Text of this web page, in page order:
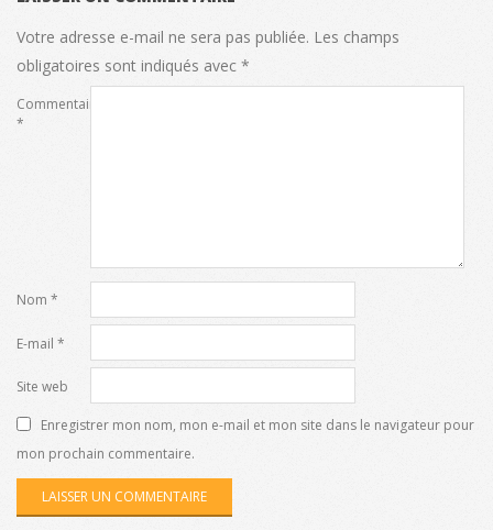
Votre adresse e-mail ne sera pas publiée. Les champs
obligatoires sont indiqués avec *
Commentaire
*
Nom *
E-mail *
Site web
Enregistrer mon nom, mon e-mail et mon site dans le navigateur pour
mon prochain commentaire.